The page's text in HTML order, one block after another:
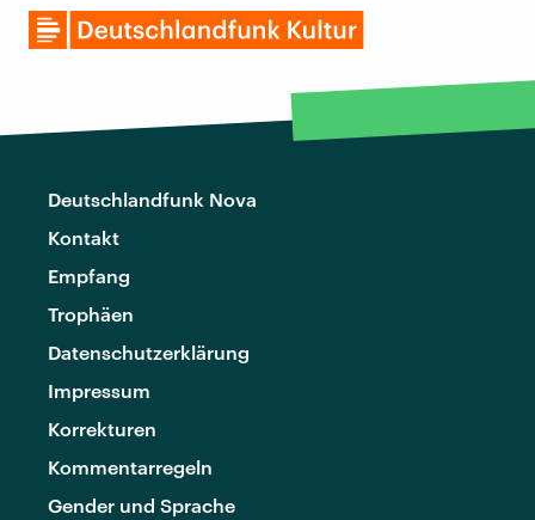
Deutschlandfunk Nova
Kontakt
Empfang
Trophäen
Datenschutzerklärung
Impressum
Korrekturen
Kommentarregeln
Gender und Sprache